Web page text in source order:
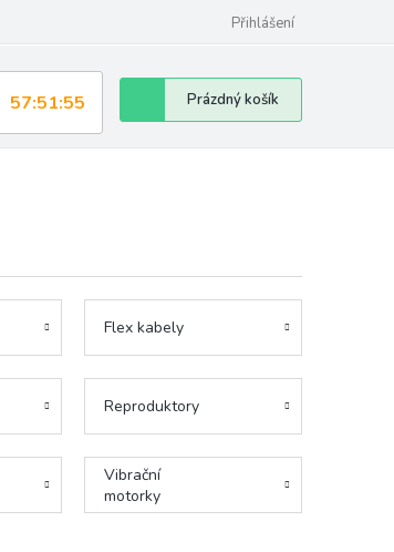
Přihlášení
57:51:54
Nákupní
košík
Prázdný košík
Flex kabely
Reproduktory
Vibrační
motorky